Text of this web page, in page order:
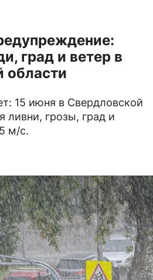
град и ветер в
области
15 июня в Свердловской
ливни, грозы, град и
м/с.